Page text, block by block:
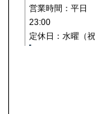
営業時間：平日
23:00
定休日：水曜（